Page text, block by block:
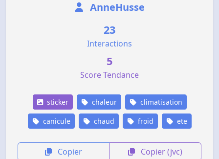
AnneHusse
23
Interactions
5
Score Tendance
sticker chaleur climatisation
canicule chaud froid ete
Copier Copier (jvc)